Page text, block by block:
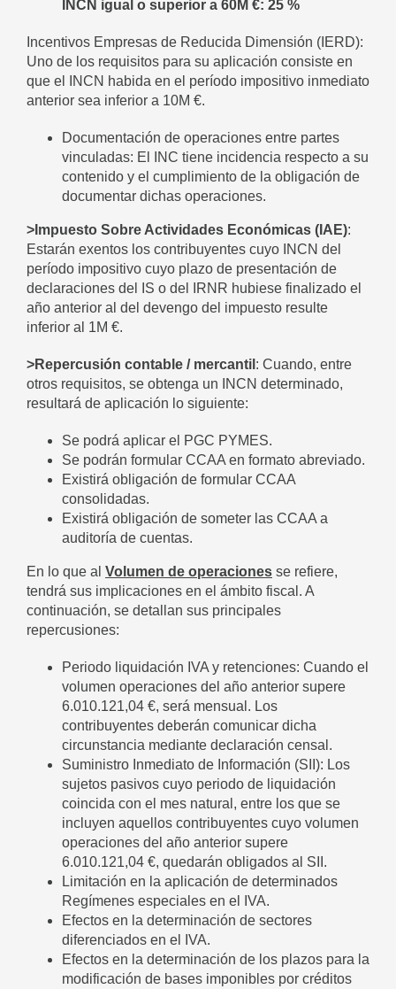
INCN igual o superior a 60M €: 25 %
Incentivos Empresas de Reducida Dimensión (IERD):
Uno de los requisitos para su aplicación consiste en
que el INCN habida en el período impositivo inmediato
anterior sea inferior a 10M €.
Documentación de operaciones entre partes
vinculadas: El INC tiene incidencia respecto a su
contenido y el cumplimiento de la obligación de
documentar dichas operaciones.
>Impuesto Sobre Actividades Económicas (IAE):
Estarán exentos los contribuyentes cuyo INCN del
período impositivo cuyo plazo de presentación de
declaraciones del IS o del IRNR hubiese finalizado el
año anterior al del devengo del impuesto resulte
inferior al 1M €.
>Repercusión contable / mercantil : Cuando, entre
otros requisitos, se obtenga un INCN determinado,
resultará de aplicación lo siguiente:
Se podrá aplicar el PGC PYMES.
Se podrán formular CCAA en formato abreviado.
Existirá obligación de formular CCAA
consolidadas.
Existirá obligación de someter las CCAA a
auditoría de cuentas.
En lo que al Volumen de operaciones se refiere,
tendrá sus implicaciones en el ámbito fiscal. A
continuación, se detallan sus principales
repercusiones:
Periodo liquidación IVA y retenciones: Cuando el
volumen operaciones del año anterior supere
6.010.121,04 €, será mensual. Los
contribuyentes deberán comunicar dicha
circunstancia mediante declaración censal.
Suministro Inmediato de Información (SII): Los
sujetos pasivos cuyo periodo de liquidación
coincida con el mes natural, entre los que se
incluyen aquellos contribuyentes cuyo volumen
operaciones del año anterior supere
6.010.121,04 €, quedarán obligados al SII.
Limitación en la aplicación de determinados
Regímenes especiales en el IVA.
Efectos en la determinación de sectores
diferenciados en el IVA.
Efectos en la determinación de los plazos para la
modificación de bases imponibles por créditos